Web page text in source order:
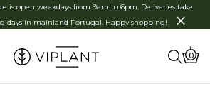
is open weekdays from 9am to 6pm. Deliveries take
days in mainland Portugal. Happy shopping!
×
0